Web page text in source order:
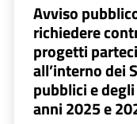
Avviso
richiedere
progetti
all’interno dei
pubblici e
anni 2025 e